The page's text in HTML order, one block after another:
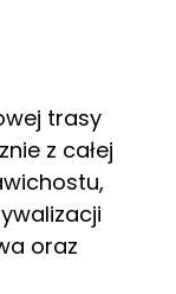
trasy
z całej
oraz